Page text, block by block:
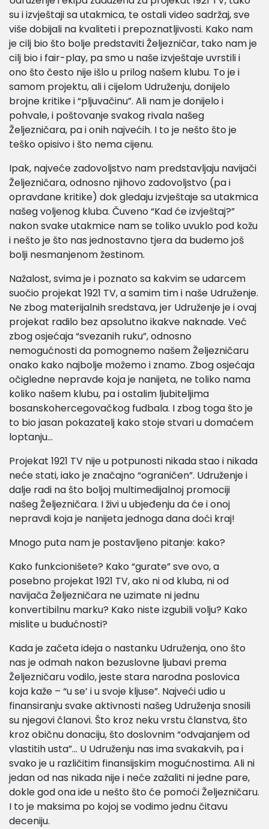
su i izvještaji sa utakmica, te ostali video sadržaj, sve
više dobijali na kvaliteti i prepoznatljivosti. Kako nam
je cilj bio što bolje predstaviti Željezničar, tako nam je
cilj bio i fair-play, pa smo u naše izvještaje uvrstili i
ono što često nije išlo u prilog našem klubu. To je i
samom projektu, ali i cijelom Udruženju, donijelo
brojne kritike i “pljuvačinu”. Ali nam je donijelo i
pohvale, i poštovanje svakog rivala našeg
Željezničara, pa i onih najvećih. I to je nešto što je
teško opisivo i što nema cijenu.
Ipak, najveće zadovoljstvo nam predstavljaju navijači
Željezničara, odnosno njihovo zadovoljstvo (pa i
opravdane kritike) dok gledaju izvještaje sa utakmica
našeg voljenog kluba. Čuveno “Kad će izvještaj?”
nakon svake utakmice nam se toliko uvuklo pod kožu
i nešto je što nas jednostavno tjera da budemo još
bolji nesmanjenom žestinom.
Nažalost, svima je i poznato sa kakvim se udarcem
suočio projekat 1921 TV, a samim tim i naše Udruženje.
Ne zbog materijalnih sredstava, jer Udruženje je i ovaj
projekat radilo bez apsolutno ikakve naknade. Već
zbog osjećaja “svezanih ruku”, odnosno
nemogućnosti da pomognemo našem Željezničaru
onako kako najbolje možemo i znamo. Zbog osjećaja
očigledne nepravde koja je nanijeta, ne toliko nama
koliko našem klubu, pa i ostalim ljubiteljima
bosanskohercegovačkog fudbala. I zbog toga što je
to bio jasan pokazatelj kako stoje stvari u domaćem
loptanju…
Projekat 1921 TV nije u potpunosti nikada stao i nikada
neće stati, iako je značajno “ograničen”. Udruženje i
dalje radi na što boljoj multimedijalnoj promociji
našeg Željezničara. I živi u ubjeđenju da će i onoj
nepravdi koja je nanijeta jednoga dana doći kraj!
Mnogo puta nam je postavljeno pitanje: kako?
Kako funkcionišete? Kako “gurate” sve ovo, a
posebno projekat 1921 TV, ako ni od kluba, ni od
navijača Željezničara ne uzimate ni jednu
konvertibilnu marku? Kako niste izgubili volju? Kako
mislite u budućnosti?
Kada je začeta ideja o nastanku Udruženja, ono što
nas je odmah nakon bezuslovne ljubavi prema
Željezničaru vodilo, jeste stara narodna poslovica
koja kaže – “u se’ i u svoje kljuse”. Najveći udio u
finansiranju svake aktivnosti našeg Udruženja snosili
su njegovi članovi. Što kroz neku vrstu članstva, što
kroz običnu donaciju, što doslovnim “odvajanjem od
vlastitih usta”… U Udruženju nas ima svakakvih, pa i
svako je u različitim finansijskim mogućnostima. Ali ni
jedan od nas nikada nije i neće zažaliti ni jedne pare,
dokle god ona ide u nešto što će pomoći Željezničaru.
I to je maksima po kojoj se vodimo jednu čitavu
deceniju.